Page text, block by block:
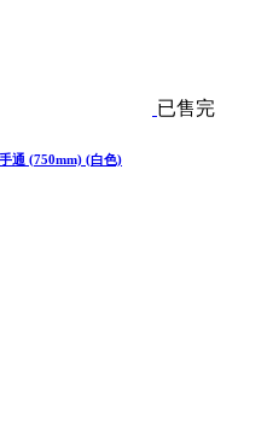
已售完
通 (750mm) (白色)